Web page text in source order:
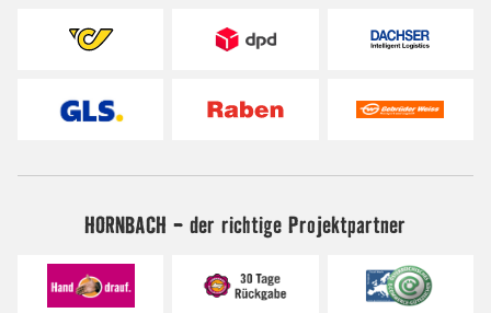
HORNBACH - der richtige Projektpartner